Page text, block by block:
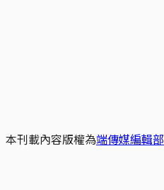
本刊載內容版權為端傳媒編輯部